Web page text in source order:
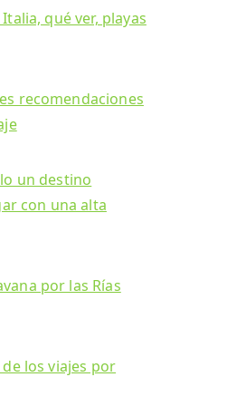
qué ver, playas
recomendaciones
un destino
con una alta
por las Rías
los viajes por